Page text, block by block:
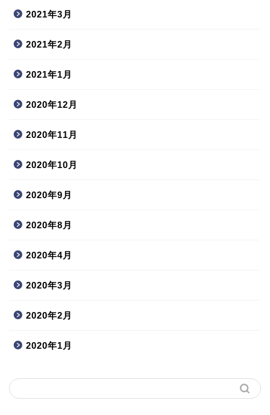
2021年3月
2021年2月
2021年1月
2020年12月
2020年11月
2020年10月
2020年9月
2020年8月
2020年4月
2020年3月
2020年2月
2020年1月